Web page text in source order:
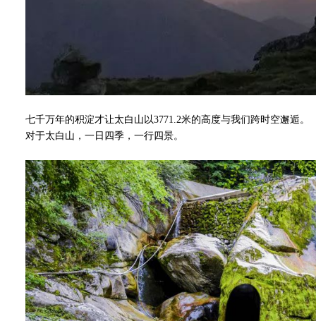
七千万年的积淀才让太白山以3771.2米的高度与我们跨时空邂逅。
对于太白山，一日四季，一行四景。